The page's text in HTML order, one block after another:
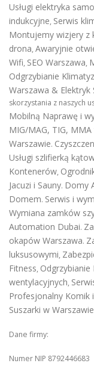
Usługi elektryka
indukcyjne, Serwis
Montujemy wizjery z
drona, Awaryjnie
Wifi, SEO Warszawa,
Odgrzybianie
Warszawa &
skorzystania z naszych
Mobilną Naprawę i
MIG/MAG, TIG,
Warszawie.
Usługi szlifierką
Kontenerów,
Jacuzi i Sauny. Domy
Domem. Serwis i
Wymiana zamków
Automation Dubai.
okapów Warszawa.
luksusowymi,
Fitness, Odgrzybianie
wentylacyjnych,
Profesjonalny Komik
Suszarki w Warszawie
Dane firmy:
Numer NIP 8792446683